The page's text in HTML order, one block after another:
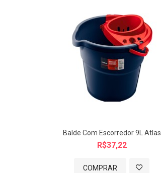
Balde Com Escorredor 9L Atlas
R$37,22
COMPRAR